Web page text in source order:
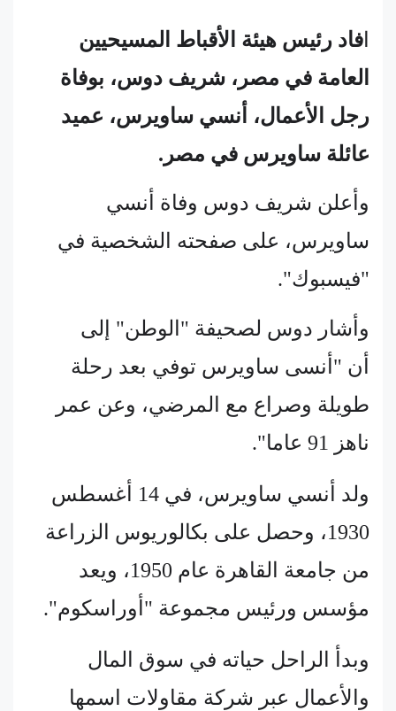
فاد رئيس هيئة الأقباط المسيحيين
العامة في مصر، شريف دوس، بوفاة
رجل الأعمال، أنسي ساويرس، عميد
عائلة ساويرس في مصر.
وأعلن شريف دوس وفاة أنسي
ساويرس، على صفحته الشخصية في
"فيسبوك".
وأشار دوس لصحيفة "الوطن" إلى
أن "أنسى ساويرس توفي بعد رحلة
طويلة وصراع مع المرضي، وعن عمر
ناهز 91 عاما".
ولد أنسي ساويرس، في 14 أغسطس
1930، وحصل على بكالوريوس الزراعة
من جامعة القاهرة عام 1950، ويعد
مؤسس ورئيس مجموعة "أوراسكوم".
وبدأ الراحل حياته في سوق المال
والأعمال عبر شركة مقاولات اسمها